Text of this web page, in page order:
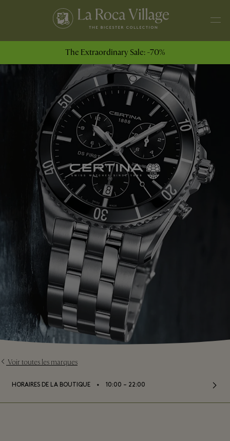
The Extraordinary Sale: -70%
Voir toutes les marques
HORAIRES DE LA BOUTIQUE ⬩ 10:00 – 22:00